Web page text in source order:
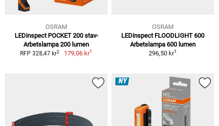
OSRAM
LEDinspect POCKET 200 stav-
Arbetslampa 200 lumen
RFP 328,47 kr2 179,06 kr1
OSRAM
LEDinspect FLOODLIGHT 600
Arbetslampa 600 lumen
296,50 kr1
NY